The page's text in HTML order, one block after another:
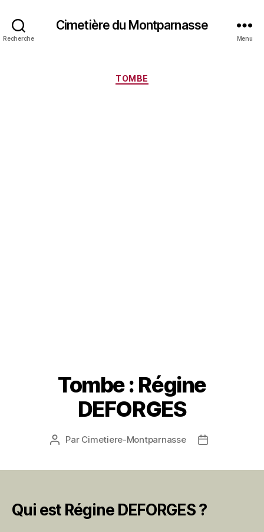
Recherche
Cimetière du Montparnasse
Menu
Catégories
TOMBE
Tombe : Régine
DEFORGES
Auteur
Par Cimetiere-Montparnasse
Date
Qui est Régine DEFORGES ?